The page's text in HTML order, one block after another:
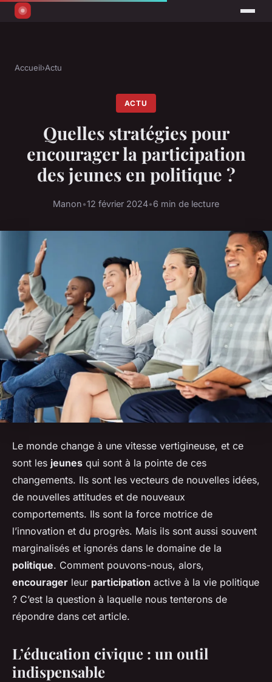
Accueil›Actu
ACTU
Quelles stratégies pour
encourager la participation
des jeunes en politique ?
Manon•12 février 2024•6 min de lecture
Le monde change à une vitesse vertigineuse, et ce
sont les jeunes qui sont à la pointe de ces
changements. Ils sont les vecteurs de nouvelles idées,
de nouvelles attitudes et de nouveaux
comportements. Ils sont la force motrice de
l’innovation et du progrès. Mais ils sont aussi souvent
marginalisés et ignorés dans le domaine de la
politique. Comment pouvons-nous, alors,
encourager leur participation active à la vie politique
? C’est la question à laquelle nous tenterons de
répondre dans cet article.
L’éducation civique : un outil
indispensable